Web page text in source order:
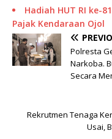
Hadiah HUT RI ke-
Pajak Kendaraan Ojol
Polresta
Narkoba.
Secara
Rekrutmen Tenaga
Usai,